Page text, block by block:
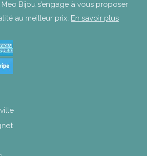
Bijou s’engage à vous proposer
au meilleur prix. En savoir plus